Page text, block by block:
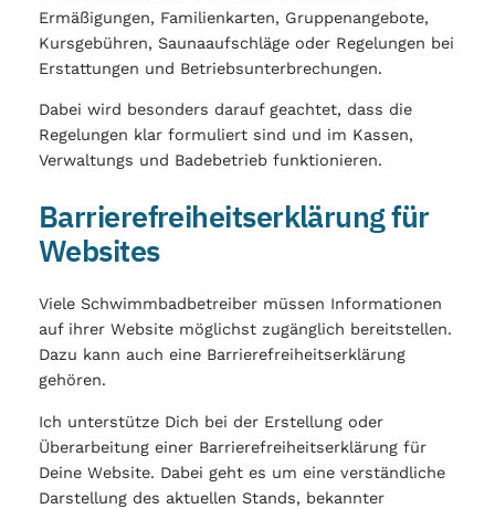
Ermäßigungen, Familienkarten, Gruppenangebote,
Kursgebühren, Saunaaufschläge oder Regelungen bei
Erstattungen und Betriebsunterbrechungen.
Dabei wird besonders darauf geachtet, dass die
Regelungen klar formuliert sind und im Kassen,
Verwaltungs und Badebetrieb funktionieren.
Barrierefreiheitserklärung für
Websites
Viele Schwimmbadbetreiber müssen Informationen
auf ihrer Website möglichst zugänglich bereitstellen.
Dazu kann auch eine Barrierefreiheitserklärung
gehören.
Ich unterstütze Dich bei der Erstellung oder
Überarbeitung einer Barrierefreiheitserklärung für
Deine Website. Dabei geht es um eine verständliche
Darstellung des aktuellen Stands, bekannter